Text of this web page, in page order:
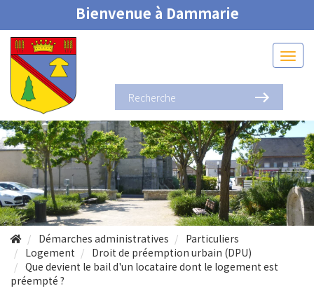
Bienvenue à Dammarie
Démarches administratives
Particuliers
Logement
Droit de préemption urbain (DPU)
Que devient le bail d'un locataire dont le logement est
préempté ?